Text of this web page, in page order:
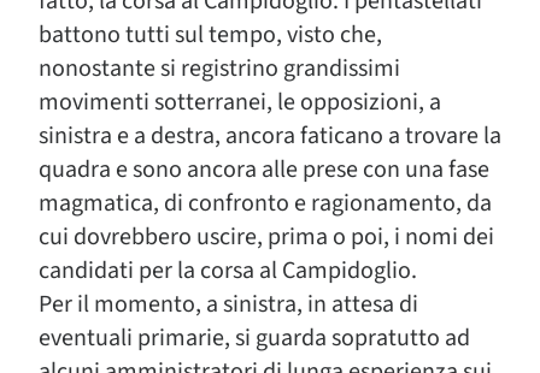
battono tutti sul tempo, visto che,
nonostante si registrino grandissimi
movimenti sotterranei, le opposizioni, a
sinistra e a destra, ancora faticano a trovare la
quadra e sono ancora alle prese con una fase
magmatica, di confronto e ragionamento, da
cui dovrebbero uscire, prima o poi, i nomi dei
candidati per la corsa al Campidoglio.
Per il momento, a sinistra, in attesa di
eventuali primarie, si guarda sopratutto ad